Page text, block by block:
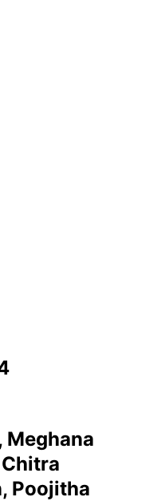
Poojitha